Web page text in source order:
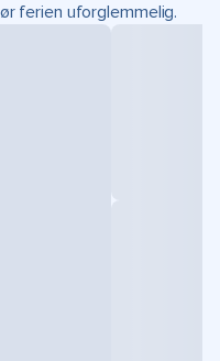
ferien uforglemmelig.